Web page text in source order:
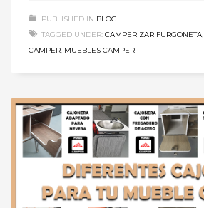
PUBLISHED IN BLOG
TAGGED UNDER: CAMPERIZAR FURGONETA,
CAMPER, MUEBLES CAMPER